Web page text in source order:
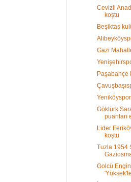
Cevizli
koştu
Beşiktaş
Gazi
Paşabahçe
Göktürk
puanları
Lider
koştu
Tuzla 1954
Golcü